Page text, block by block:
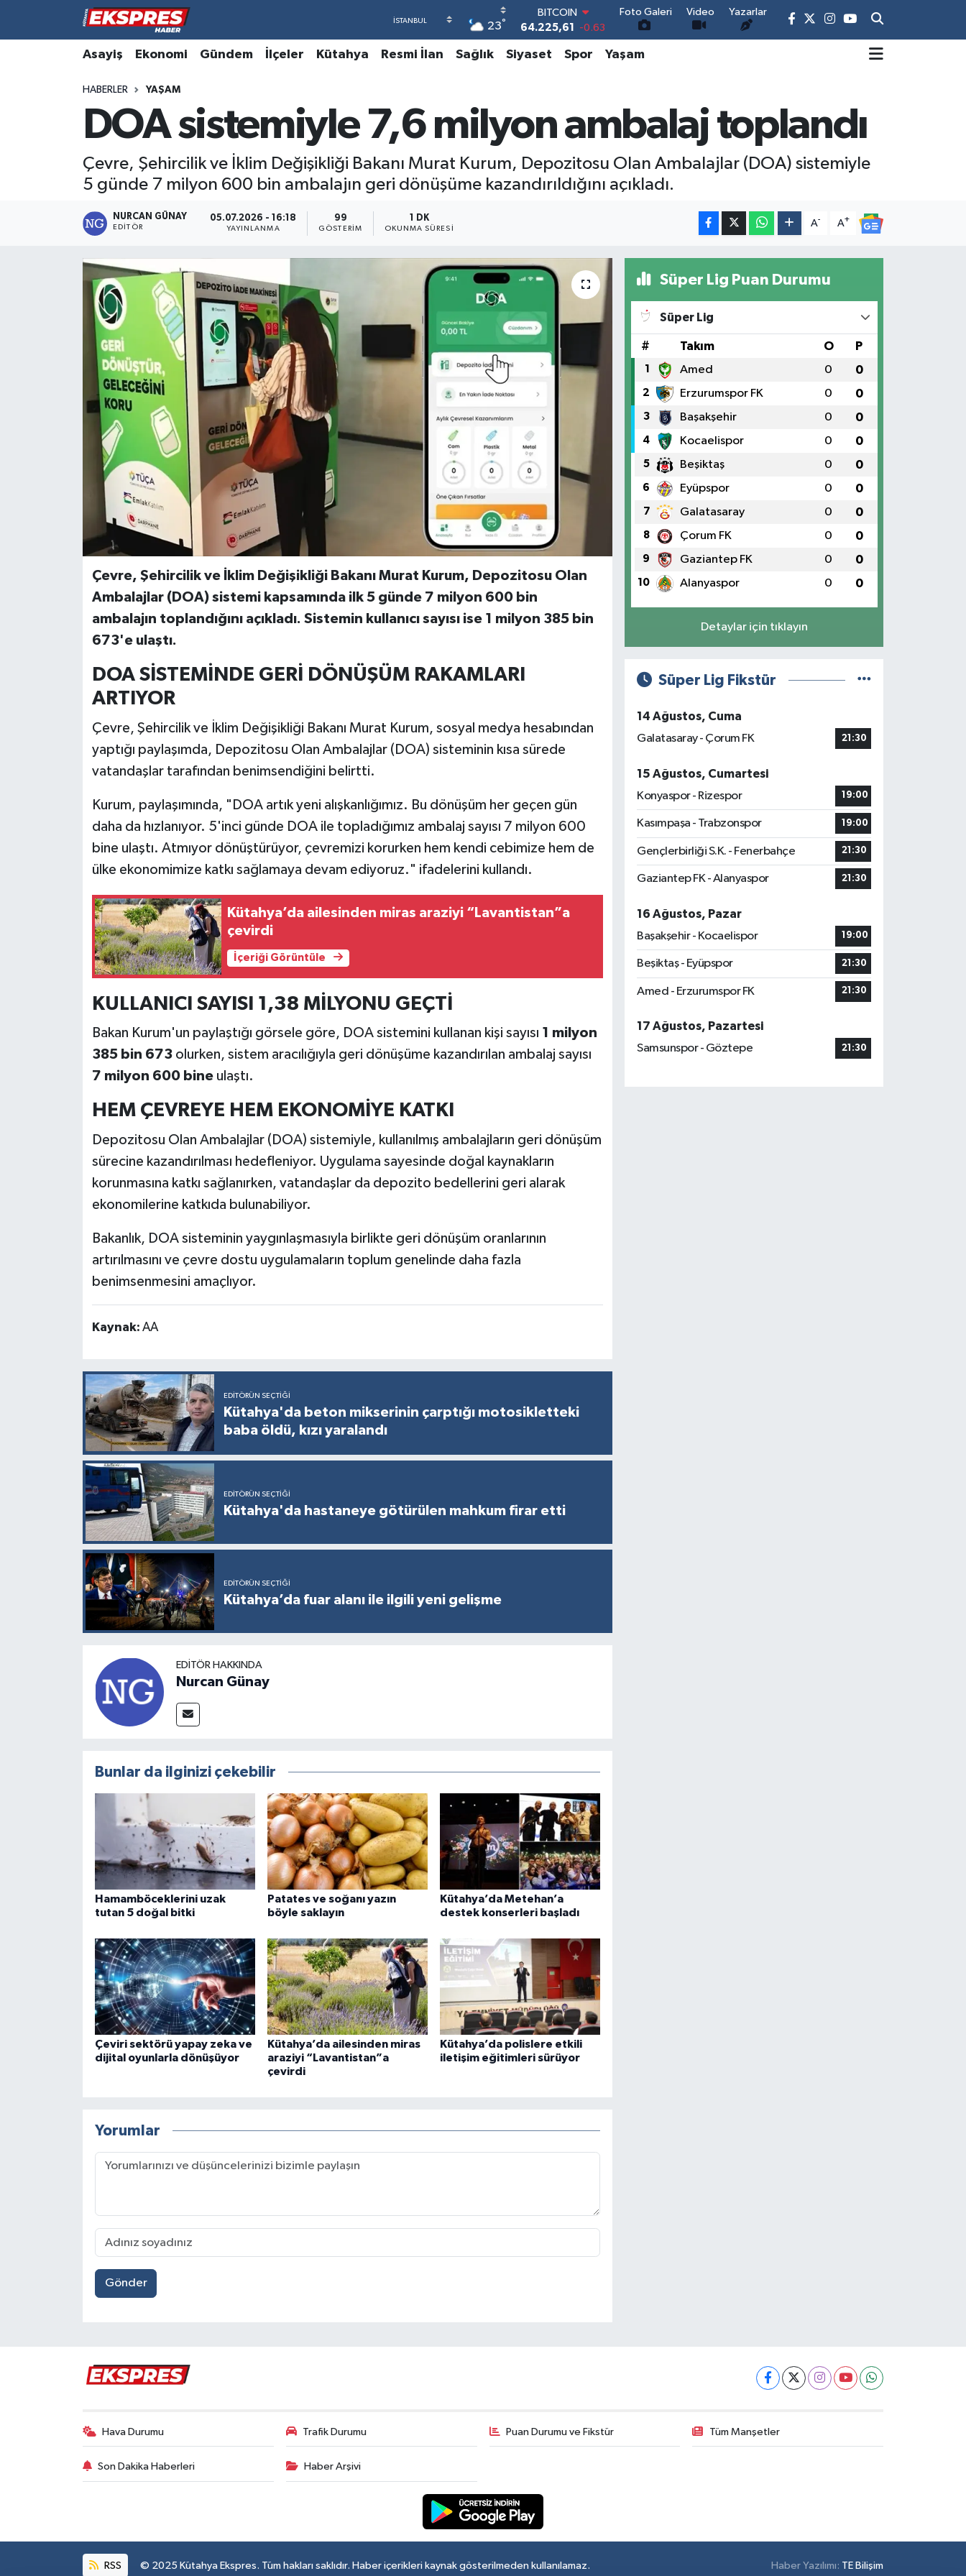
23°
64.225,61
-0.63
DOLAR
47,7143 0.16
EURO
GRAM ALTIN
6510.40
0.45
13.799 70
Foto Galeri Video Yazarlar
Asayiş Ekonomi Gündem İlçeler Kütahya Resmi İlan Sağlık Siyaset Spor Yaşam
HABERLER YAŞAM
DOA sistemiyle 7,6 milyon ambalaj toplandı
Çevre, Şehircilik ve İklim Değişikliği Bakanı Murat Kurum, Depozitosu Olan Ambalajlar (DOA) sistemiyle
5 günde 7 milyon 600 bin ambalajın geri dönüşüme kazandırıldığını açıkladı.
NURCAN GÜNAY
EDITÖR
05.07.2026 - 16:18
YAYINLANMA
99
GÖSTERIM
1 DK
OKUNMA SÜRESI
A- A+
Çevre, Şehircilik ve İklim Değişikliği Bakanı Murat Kurum, Depozitosu Olan
Ambalajlar (DOA) sistemi kapsamında ilk 5 günde 7 milyon 600 bin
ambalajın toplandığını açıkladı. Sistemin kullanıcı sayısı ise 1 milyon 385 bin
673'e ulaştı.
DOA SİSTEMİNDE GERİ DÖNÜŞÜM RAKAMLARI
ARTIYOR
Çevre, Şehircilik ve İklim Değişikliği Bakanı Murat Kurum, sosyal medya hesabından
yaptığı paylaşımda, Depozitosu Olan Ambalajlar (DOA) sisteminin kısa sürede
vatandaşlar tarafından benimsendiğini belirtti.
Kurum, paylaşımında, "DOA artık yeni alışkanlığımız. Bu dönüşüm her geçen gün
daha da hızlanıyor. 5'inci günde DOA ile topladığımız ambalaj sayısı 7 milyon 600
bine ulaştı. Atmıyor dönüştürüyor, çevremizi korurken hem kendi cebimize hem de
ülke ekonomimize katkı sağlamaya devam ediyoruz." ifadelerini kullandı.
Kütahya’da ailesinden miras araziyi “Lavantistan”a
çevirdi
İçeriği Görüntüle
KULLANICI SAYISI 1,38 MİLYONU GEÇTİ
Bakan Kurum'un paylaştığı görsele göre, DOA sistemini kullanan kişi sayısı 1 milyon
385 bin 673olurken, sistem aracılığıyla geri dönüşüme kazandırılan ambalaj sayısı
7 milyon 600 bineulaştı.
HEM ÇEVREYE HEM EKONOMİYE KATKI
Depozitosu Olan Ambalajlar (DOA) sistemiyle, kullanılmış ambalajların geri dönüşüm
sürecine kazandırılması hedefleniyor. Uygulama sayesinde doğal kaynakların
korunmasına katkı sağlanırken, vatandaşlar da depozito bedellerini geri alarak
ekonomilerine katkıda bulunabiliyor.
Bakanlık, DOA sisteminin yaygınlaşmasıyla birlikte geri dönüşüm oranlarının
artırılmasını ve çevre dostu uygulamaların toplum genelinde daha fazla
benimsenmesini amaçlıyor.
Kaynak: AA
EDITÖRÜN SEÇTIĞI
Kütahya'da beton mikserinin çarptığı motosikletteki
baba öldü, kızı yaralandı
EDITÖRÜN SEÇTIĞI
Kütahya'da hastaneye götürülen mahkum firar etti
EDITÖRÜN SEÇTIĞI
Kütahya’da fuar alanı ile ilgili yeni gelişme
EDITÖR HAKKINDA
Nurcan Günay
Bunlar da ilginizi çekebilir
Hamamböceklerini uzak
tutan 5 doğal bitki
Patates ve soğanı yazın
böyle saklayın
Kütahya’da Metehan’a
destek konserleri başladı
Çeviri sektörü yapay zeka ve
dijital oyunlarla dönüşüyor
Kütahya’da ailesinden miras
araziyi “Lavantistan”a
çevirdi
Kütahya’da polislere etkili
iletişim eğitimleri sürüyor
Yorumlar
Gönder
Süper Lig Puan Durumu
Süper Lig
# Takım O P
1 Amed 0 0
2 Erzurumspor FK 0 0
3 Başakşehir 0 0
4 Kocaelispor 0 0
5 Beşiktaş 0 0
6 Eyüpspor 0 0
7 Galatasaray 0 0
8 Çorum FK 0 0
9 Gaziantep FK 0 0
10 Alanyaspor 0 0
Detaylar için tıklayın
Süper Lig Fikstür
14 Ağustos, Cuma
Galatasaray - Çorum FK
21:30
15 Ağustos, Cumartesi
Konyaspor - Rizespor
19:00
Kasımpaşa - Trabzonspor 19:00
Gençlerbirliği S.K. - Fenerbahçe 21:30
Gaziantep FK - Alanyaspor 21:30
16 Ağustos, Pazar
Başakşehir - Kocaelispor
19:00
Beşiktaş - Eyüpspor 21:30
Amed - Erzurumspor FK 21:30
17 Ağustos, Pazartesi
Samsunspor - Göztepe
21:30
Hava Durumu Trafik Durumu Puan Durumu ve Fikstür Tüm Manşetler
Son Dakika Haberleri Haber Arşivi
RSS © 2025 Kütahya Ekspres. Tüm hakları saklıdır. Haber içerikleri kaynak gösterilmeden kullanılamaz. Haber Yazılımı: TE Bilişim
Altıntaş
Biyografiler
Çavdarhisar
Dumlupınar
Foto Galeri
Kültür Sanat
Resmi İlan
Rüya Tabirleri
Teknoloji
Video Galeri
Yemek Tarifleri
Hava Durumu
Trafik Durumu
Süper Lig Puan Durumu ve Fikstür
Tüm Manşetler
Haber Arşivi